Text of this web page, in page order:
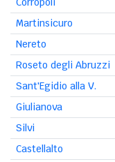
Martinsicuro
Nereto
Roseto degli Abruzzi
Sant'Egidio alla V.
Giulianova
Silvi
Castellalto